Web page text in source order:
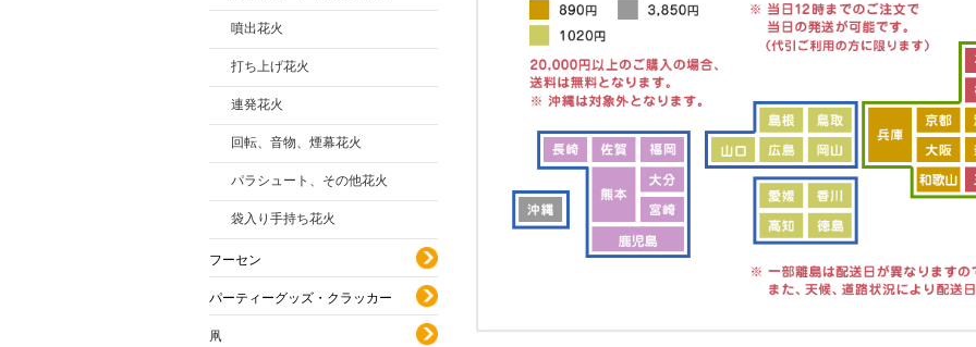
噴出花火
打ち上げ花火
連発花火
回転、音物、煙幕花火
パラシュート、その他花火
袋入り手持ち花火
フーセン
パーティーグッズ・クラッカー
凧